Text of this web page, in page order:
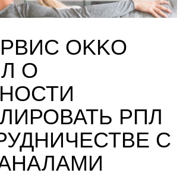
ОKKO
О
РПЛ
С